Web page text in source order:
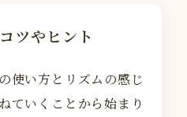
ツやヒント
使い方とリズムの感じ
ていくことから始まり